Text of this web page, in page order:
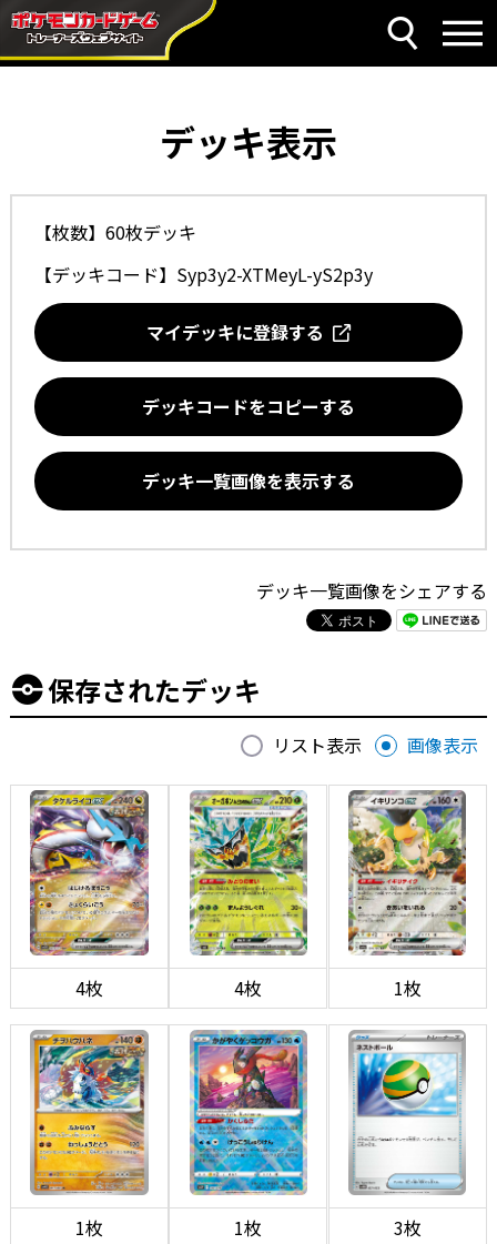
デッキ表示
【枚数】60枚デッキ
【デッキコード】 Syp3y2-XTMeyL-yS2p3y
マイデッキに登録する
デッキコードをコピーする
デッキ一覧画像を表示する
デッキ一覧画像をシェアする
保存されたデッキ
リスト表示 画像表示
4枚 4枚 1枚
1枚 1枚 3枚